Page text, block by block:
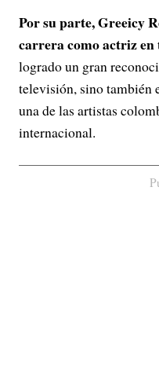
Por su parte, Greeicy
carrera como actriz en
logrado un gran
televisión, sino también
una de las artistas
internacional.